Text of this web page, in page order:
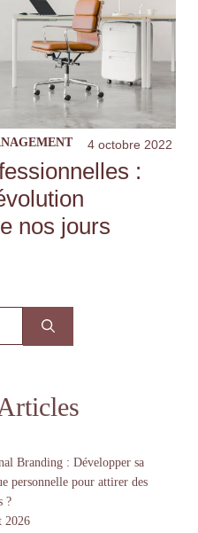
4 octobre 2022
:
nos jours
Branding : Développer sa
personnelle pour attirer des
?
2026